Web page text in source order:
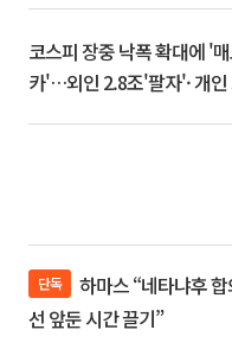
코스피 장중 낙폭 확대에 '
카'…외인 2.8조'팔자'· 개
단독
선 앞둔 시간 끌기”